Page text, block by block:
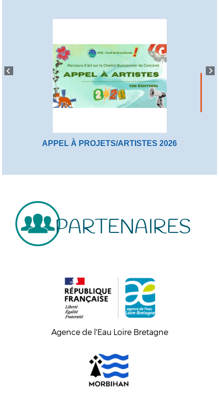
APPEL À PROJETS/ARTISTES 2026
PARTENAIRES
Agence de l'Eau Loire Bretagne